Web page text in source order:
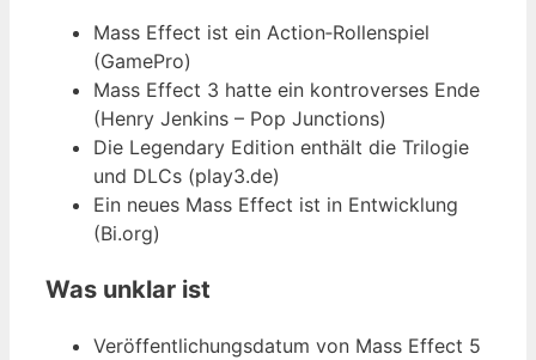
Mass Effect ist ein Action‑Rollenspiel
(GamePro)
Mass Effect 3 hatte ein kontroverses Ende
(Henry Jenkins – Pop Junctions)
Die Legendary Edition enthält die Trilogie
und DLCs (play3.de)
Ein neues Mass Effect ist in Entwicklung
(Bi.org)
Was unklar ist
Veröffentlichungsdatum von Mass Effect 5